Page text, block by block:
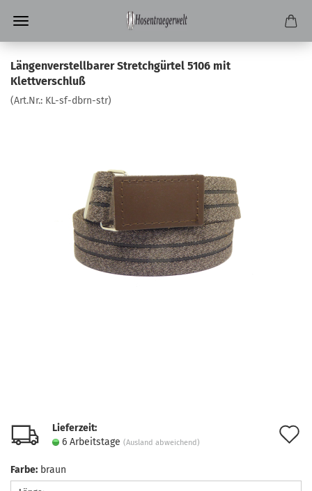
Längenverstellbarer Stretchgürtel 5106 mit
Klettverschluß
(Art.Nr.: KL-sf-dbrn-str)
Lieferzeit:
6 Arbeitstage (Ausland abweichend)
Farbe: braun